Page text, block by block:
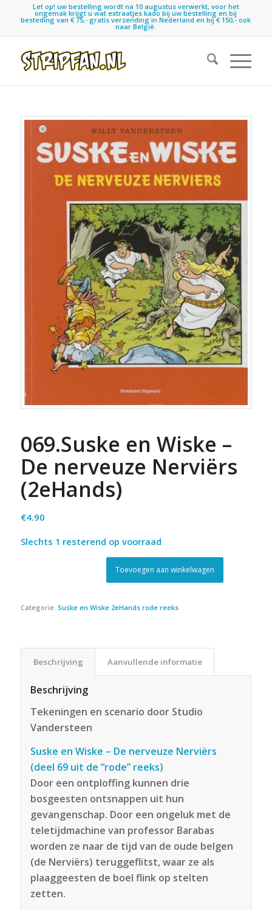
Let op! uw bestelling wordt na 10 augustus verwerkt, voor het
ongemak krijgt u wat extraatjes kado bij uw bestelling en bij
besteding van € 75,- gratis verzending in Nederland en bij € 150,- ook
naar België.
069.Suske en Wiske –
De nerveuze Nerviërs
(2eHands)
€4.90
Slechts 1 resterend op voorraad
Toevoegen aan winkelwagen
Categorie: Suske en Wiske 2eHands rode reeks
Beschrijving Aanvullende informatie
Beschrijving
Tekeningen en scenario door Studio
Vandersteen
Suske en Wiske – De nerveuze Nerviërs
(deel 69 uit de “rode” reeks)
Door een ontploffing kunnen drie
bosgeesten ontsnappen uit hun
gevangenschap. Door een ongeluk met de
teletijdmachine van professor Barabas
worden ze naar de tijd van de oude belgen
(de Nerviërs) teruggeflitst, waar ze als
plaaggeesten de boel flink op stelten
zetten.